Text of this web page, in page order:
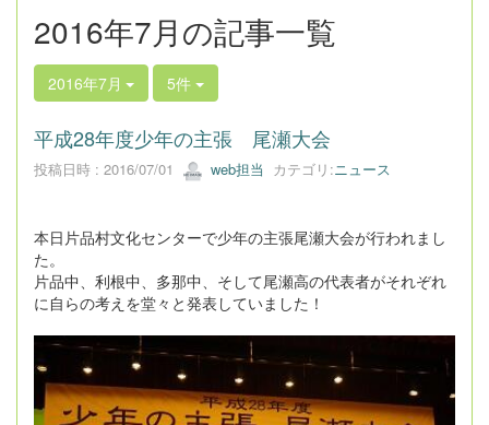
2016年7月の記事一覧
2016年7月 5件
平成28年度少年の主張 尾瀬大会
投稿日時 : 2016/07/01 web担当 カテゴリ:ニュース
本日片品村文化センターで少年の主張尾瀬大会が行われまし
た。
片品中、利根中、多那中、そして尾瀬高の代表者がそれぞれ
に自らの考えを堂々と発表していました！